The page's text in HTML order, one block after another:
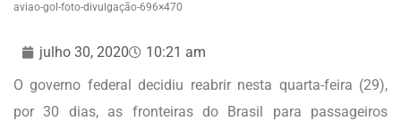
aviao-gol-foto-divulgação-696×470
julho 30, 2020
10:21 am
O governo federal decidiu reabrir nesta quarta-feira (29),
por 30 dias, as fronteiras do Brasil para passageiros